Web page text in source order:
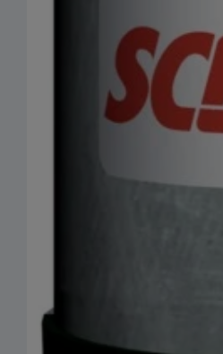
Ouvrir le média 0 en mode modal